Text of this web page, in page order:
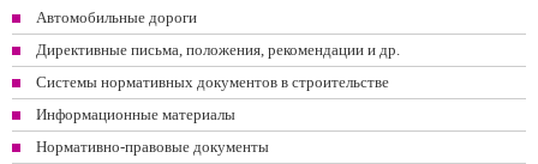
Автомобильные дороги
Директивные письма, положения, рекомендации и др.
Системы нормативных документов в строительстве
Информационные материалы
Нормативно-правовые документы